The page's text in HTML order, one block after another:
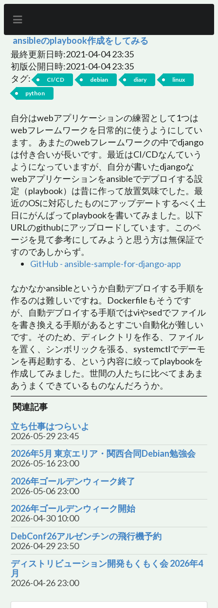
ansibleのplaybook作成をしてみる
最終更新日時:2021-04-04 23:35
初版公開日時:2021-04-04 23:35
タグ:
CI/CD debian diary
linux
python
自分はwebアプリケーションの練習として1つは
webフレームワークを日常的に使うようにしてい
ます。 あまたのwebフレームワークの中でdjango
は付き合いが長いです。最近はCI/CDなんていう
ようになっていますが、自分が書いたdjangoな
webアプリケーションをansibleでデプロイする設
定（playbook）は昔に作って放置気味でした。最
近のOSに対応したものにアップデートするべく土
日にがんばってplaybookを書いてみました。以下
URLのgithubにアップロードしています。このペ
ージを見て参考にしてみようと思う方は無保証で
すのであしからず。
GitHub - ansible-sample-for-django-app
なかなかansibleというか自動デプロイする手順を
作るのは難しいですね。Dockerfileもそうです
が、自動デプロイする手順ではviやsedでファイル
を書き換える手順があるとすごい自動化が難しい
です。そのため、ディレクトリを作る、ファイル
を置く、シンボリックを張る、systemctlでデーモ
ンを再起動する、という内容に絞ってplaybookを
作成してみました。世間の人たちに比べてまあま
あうまくできているものなんだろうか。
関連記事
立ち仕事はつらいよ
2026-05-29 23:45
2026年5月 東京エリア・関西合同Debian勉強会
2026-05-16 23:00
2026年ゴールデンウィーク終了
2026-05-06 23:00
2026年ゴールデンウィーク開始
2026-04-30 10:00
DebConf26アルゼンチンの飛行機予約
2026-04-29 23:50
ディストリビューション開発もくもく会 2026年4
月
2026-04-26 23:00